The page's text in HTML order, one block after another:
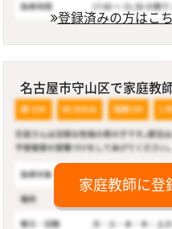
登録済みの方はこ
名古屋市守山区で家庭教
家庭教師に登